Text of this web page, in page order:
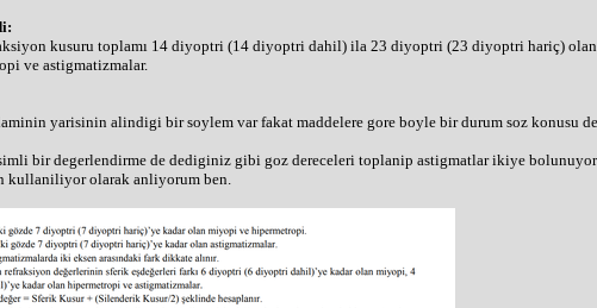
kusuru toplamı 14 diyoptri (14 diyoptri dahil) ila 23 diyoptri (23 diyoptri hariç) olan
ve astigmatizmalar.
yarisinin alindigi bir soylem var fakat maddelere gore boyle bir durum soz konusu
bir degerlendirme de dediginiz gibi goz dereceleri toplanip astigmatlar ikiye
kullaniliyor olarak anliyorum ben.